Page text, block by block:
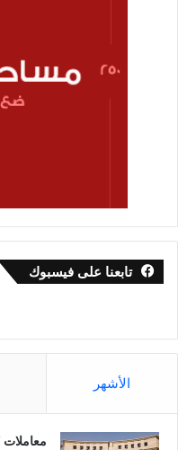
تابعنا على فيسبوك
الأشهر